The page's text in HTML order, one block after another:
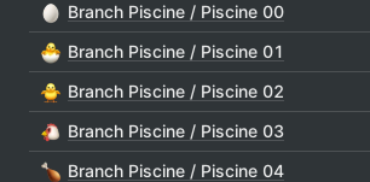
Branch Piscine / Piscine 00
Branch Piscine / Piscine 01
Branch Piscine / Piscine 02
Branch Piscine / Piscine 03
Branch Piscine / Piscine 04